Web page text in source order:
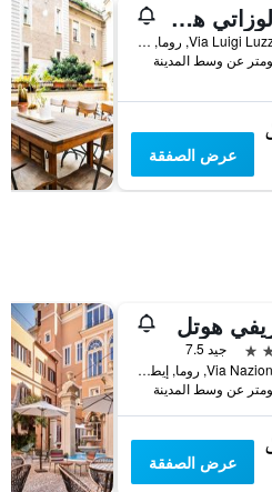
فيلا لوزاتي هوستل
25 Via Luigi Luzzatti, روما, إيطاليا
عرض الصفقة
هوتل
جيد 7.5
Via Nazionale 13, روما, إيطاليا
عرض الصفقة